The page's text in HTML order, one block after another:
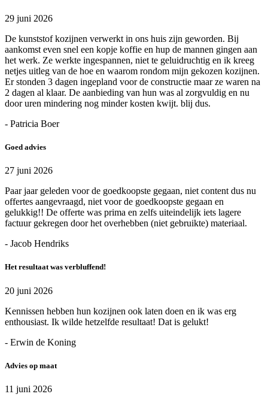
29 juni 2026
De kunststof kozijnen verwerkt in ons huis zijn geworden. Bij
aankomst even snel een kopje koffie en hup de mannen gingen aan
het werk. Ze werkte ingespannen, niet te geluidruchtig en ik kreeg
netjes uitleg van de hoe en waarom rondom mijn gekozen kozijnen.
Er stonden 3 dagen ingepland voor de constructie maar ze waren na
2 dagen al klaar. De aanbieding van hun was al zorgvuldig en nu
door uren mindering nog minder kosten kwijt. blij dus.
- Patricia Boer
Goed advies
27 juni 2026
Paar jaar geleden voor de goedkoopste gegaan, niet content dus nu
offertes aangevraagd, niet voor de goedkoopste gegaan en
gelukkig!! De offerte was prima en zelfs uiteindelijk iets lagere
factuur gekregen door het overhebben (niet gebruikte) materiaal.
- Jacob Hendriks
Het resultaat was verbluffend!
20 juni 2026
Kennissen hebben hun kozijnen ook laten doen en ik was erg
enthousiast. Ik wilde hetzelfde resultaat! Dat is gelukt!
- Erwin de Koning
Advies op maat
11 juni 2026